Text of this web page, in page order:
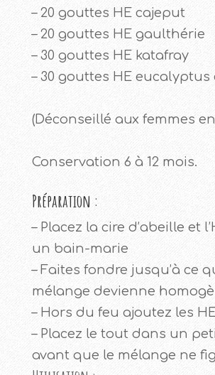
– 20 gouttes HE cajeput
– 20 gouttes HE gaulthérie
– 30 gouttes HE katafray
– 30 gouttes HE
(Déconseillé aux femmes
Conservation 6 à 12 mois.
Préparation :
– Placez la cire d’abeille et
un bain-marie
– Faites fondre jusqu’à ce
mélange devienne
– Hors du feu ajoutez les
– Placez le tout dans un
avant que le mélange ne